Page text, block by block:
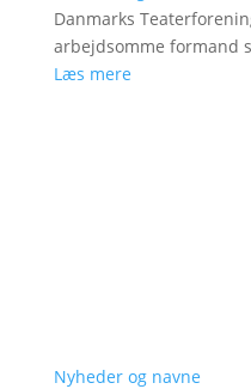
Danmarks
arbejdsomme formand
Læs mere
Nyheder og navne